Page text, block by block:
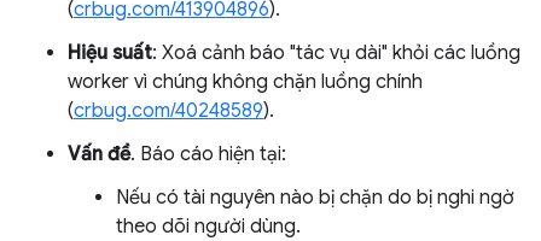
(crbug.com/413904896).
Hiệu suất: Xoá cảnh báo "tác vụ dài" khỏi các luồng
worker vì chúng không chặn luồng chính
(crbug.com/40248589).
Vấn đề. Báo cáo hiện tại:
Nếu có tài nguyên nào bị chặn do bị nghi ngờ
theo dõi người dùng.